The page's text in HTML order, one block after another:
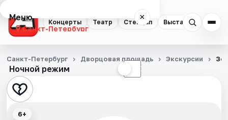
Концерты Театр Стендап Выставки
Меню ×
Санкт-Петербург
Концерты
Театр
Стендап
Ночной режим ☾
Санкт-Петербург Дворцовая площадь Экскурсии
6+